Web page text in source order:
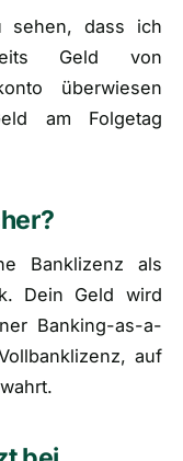
sehen, dass ich
Geld von
überwiesen
am Folgetag
Banklizenz als
Dein Geld wird
Banking-as-a-
auf